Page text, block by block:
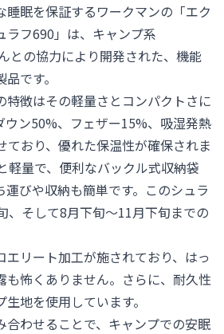
睡眠を保証するワークマンの「エク
ラフ690」は、キャンプ系
との協力により開発された、機能
です。
特徴はその軽量さとコンパクトさに
ウン50%、フェザー15%、吸湿発熱
ており、優れた保温性が確保されま
軽量で、便利なバックル式収納袋
びや収納も簡単です。このシュラ
、そして8月下旬〜11月下旬までの
エリート加工が施されており、はっ
も怖くありません。さらに、耐久性
地を使用しています。
合わせることで、キャンプでの安眠